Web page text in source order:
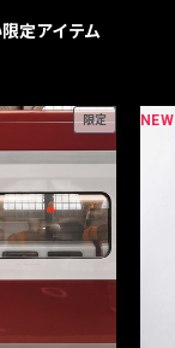
定アイテム
限定 NEW